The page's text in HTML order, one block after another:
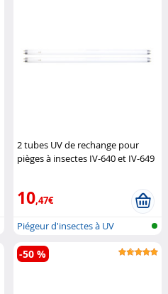
2 tubes UV de rechange pour
pièges à insectes IV-640 et IV-649
10,47€
Piégeur d'insectes à UV
-50 %